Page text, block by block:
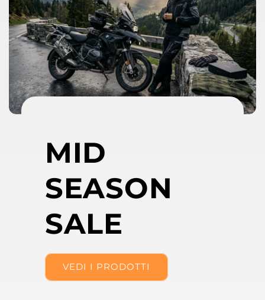
MID
SEASON
SALE
VEDI I PRODOTTI